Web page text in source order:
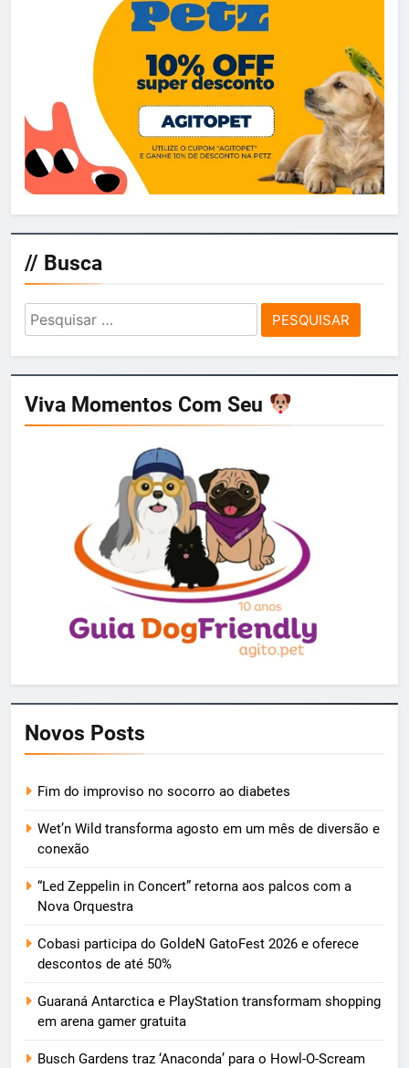
// Busca
Pesquisar
por:
Viva Momentos Com Seu
Novos Posts
Fim do improviso no socorro ao diabetes
Wet’n Wild transforma agosto em um mês de diversão e
conexão
“Led Zeppelin in Concert” retorna aos palcos com a
Nova Orquestra
Cobasi participa do GoldeN GatoFest 2026 e oferece
descontos de até 50%
Guaraná Antarctica e PlayStation transformam shopping
em arena gamer gratuita
Busch Gardens traz ‘Anaconda’ para o Howl-O-Scream